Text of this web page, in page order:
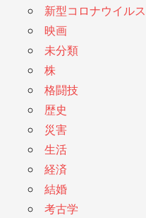
新型コロナウイルス
映画
未分類
株
格闘技
歴史
災害
生活
経済
結婚
考古学